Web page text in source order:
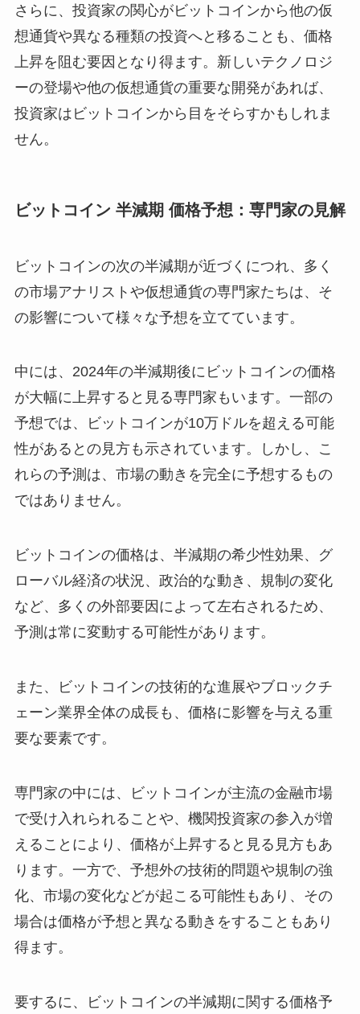
さらに、投資家の関心がビットコインから他の仮
想通貨や異なる種類の投資へと移ることも、価格
上昇を阻む要因となり得ます。新しいテクノロジ
ーの登場や他の仮想通貨の重要な開発があれば、
投資家はビットコインから目をそらすかもしれま
せん。
ビットコイン 半減期 価格予想：専門家の見解
ビットコインの次の半減期が近づくにつれ、多く
の市場アナリストや仮想通貨の専門家たちは、そ
の影響について様々な予想を立てています。
中には、2024年の半減期後にビットコインの価格
が大幅に上昇すると見る専門家もいます。一部の
予想では、ビットコインが10万ドルを超える可能
性があるとの見方も示されています。しかし、こ
れらの予測は、市場の動きを完全に予想するもの
ではありません。
ビットコインの価格は、半減期の希少性効果、グ
ローバル経済の状況、政治的な動き、規制の変化
など、多くの外部要因によって左右されるため、
予測は常に変動する可能性があります。
また、ビットコインの技術的な進展やブロックチ
ェーン業界全体の成長も、価格に影響を与える重
要な要素です。
専門家の中には、ビットコインが主流の金融市場
で受け入れられることや、機関投資家の参入が増
えることにより、価格が上昇すると見る見方もあ
ります。一方で、予想外の技術的問題や規制の強
化、市場の変化などが起こる可能性もあり、その
場合は価格が予想と異なる動きをすることもあり
得ます。
要するに、ビットコインの半減期に関する価格予